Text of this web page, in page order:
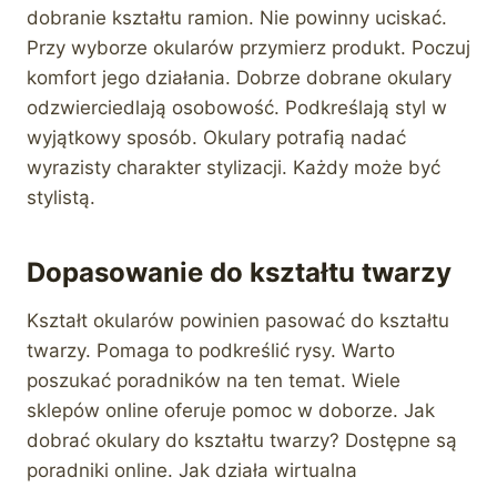
dobranie kształtu ramion. Nie powinny uciskać.
Przy wyborze okularów przymierz produkt. Poczuj
komfort jego działania. Dobrze dobrane okulary
odzwierciedlają osobowość. Podkreślają styl w
wyjątkowy sposób. Okulary potrafią nadać
wyrazisty charakter stylizacji. Każdy może być
stylistą.
Dopasowanie do kształtu twarzy
Kształt okularów powinien pasować do kształtu
twarzy. Pomaga to podkreślić rysy. Warto
poszukać poradników na ten temat. Wiele
sklepów online oferuje pomoc w doborze. Jak
dobrać okulary do kształtu twarzy? Dostępne są
poradniki online. Jak działa wirtualna